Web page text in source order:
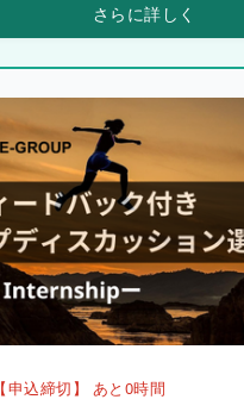
さらに詳しく
【申込締切】 あと0時間